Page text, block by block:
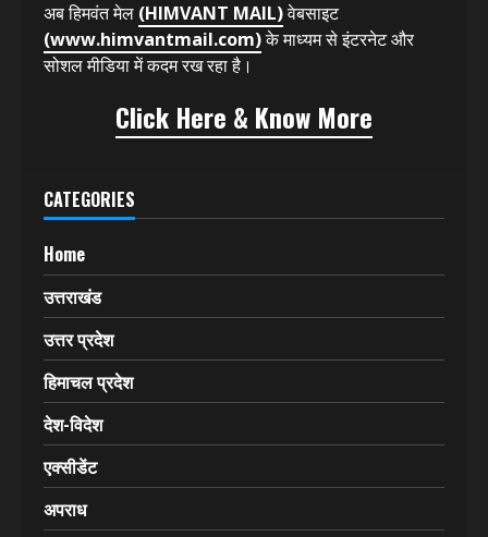
अब हिमवंत मेल (HIMVANT MAIL)वेबसाइट
(www.himvantmail.com)के माध्यम से इंटरनेट और
सोशल मीडिया में कदम रख रहा है।
Click Here & Know More
CATEGORIES
Home
उत्तराखंड
उत्तर प्रदेश
हिमाचल प्रदेश
देश-विदेश
एक्सीडेंट
अपराध